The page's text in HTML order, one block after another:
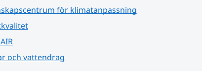
för klimatanpassning
och vattendrag